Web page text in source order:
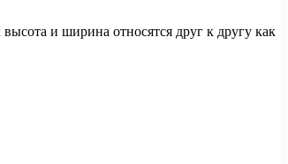
и ширина относятся друг к другу как